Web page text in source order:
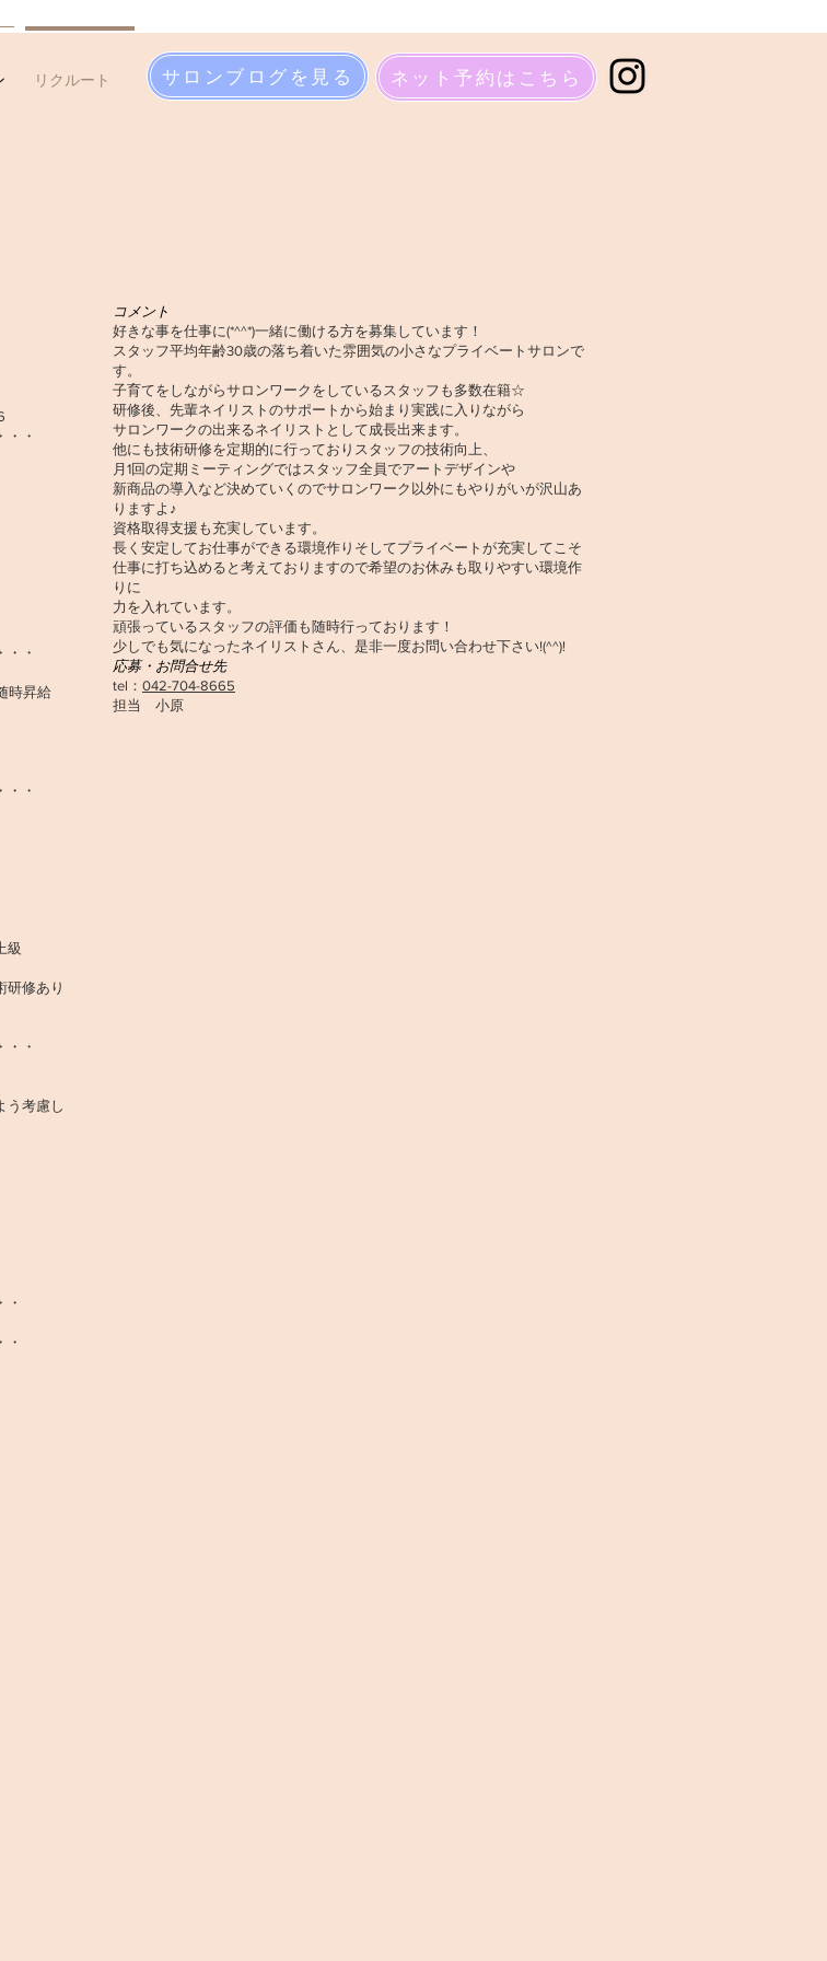
リクルート サロンブログを見る ネット予約はこちら
コメント
好きな事を仕事に(*^^*)一緒に働ける方を募集しています！
スタッフ平均年齢30歳の落ち着いた雰囲気の小さなプライベートサロンで
す。
子育てをしながらサロンワークをしているスタッフも多数在籍☆
研修後、先輩ネイリストのサポートから始まり実践に入りながら
サロンワークの出来るネイリストとして成長出来ます。
他にも技術研修を定期的に行っておりスタッフの技術向上、
月1回の定期ミーティングではスタッフ全員でアートデザインや
新商品の導入など決めていくのでサロンワーク以外にもやりがいが沢山あ
りますよ♪
資格取得支援も充実しています。
長く安定してお仕事ができる環境作りそしてプライベートが充実してこそ
仕事に打ち込めると考えておりますので希望のお休みも取りやすい環境作
りに
力を入れています。
頑張っているスタッフの評価も随時行っております！
少しでも気になったネイリストさん、是非一度お問い合わせ下さい!(^^)!
応募・お問合せ先
tel： 042-704-8665
担当 小原
・・
・・
時昇給
・・
級
研修あり
・・
う考慮し
・
・